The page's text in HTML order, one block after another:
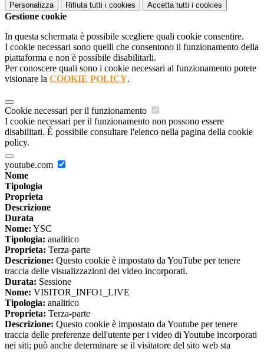
Personalizza Rifiuta tutti i cookies Accetta tutti i cookies
Gestione cookie
In questa schermata è possibile scegliere quali cookie consentire.
I cookie necessari sono quelli che consentono il funzionamento della
piattaforma e non è possibile disabilitarli.
Per conoscere quali sono i cookie necessari al funzionamento potete
visionare la COOKIE POLICY.
Cookie necessari per il funzionamento
I cookie necessari per il funzionamento non possono essere
disabilitati. È possibile consultare l'elenco nella pagina della cookie
policy.
youtube.com
Nome
Tipologia
Proprieta
Descrizione
Durata
Nome: YSC
Tipologia: analitico
Proprieta: Terza-parte
Descrizione: Questo cookie è impostato da YouTube per tenere
traccia delle visualizzazioni dei video incorporati.
Durata: Sessione
Nome: VISITOR_INFO1_LIVE
Tipologia: analitico
Proprieta: Terza-parte
Descrizione: Questo cookie è impostato da Youtube per tenere
traccia delle preferenze dell'utente per i video di Youtube incorporati
nei siti; può anche determinare se il visitatore del sito web sta